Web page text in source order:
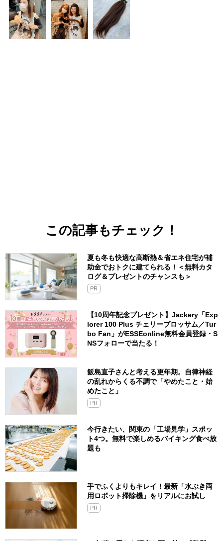
この記事もチェック！
夏も冬も快適な高断熱＆省エネ住宅が補
助金でおトクに建てられる！＜無料カタ
ログ＆プレゼントのチャンスも＞
PR
【10周年記念プレゼント】Jackery「Exp
lorer 100 Plus チェリーブロッサム／Tur
bo Fan」がESSEonline無料会員登録・S
NSフォローで当たる！
飯島直子さんと考える更年期。自律神経
の乱れからくる不調で「やめたこと・始
めたこと」
PR
今行きたい、関東の「工場見学」スポッ
ト4つ。無料で楽しめるバイキング食べ放
題も
手でふくよりもキレイ！最新「水ぶき両
用ロボット掃除機」をリアルにお試し
PR